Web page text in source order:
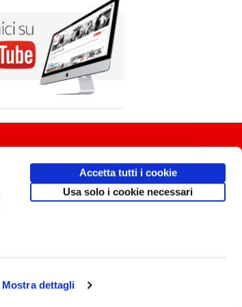
Mostra dettagli
Accetta tutti i cookie
Usa solo i cookie necessari
communication.it/ Mobile friendly